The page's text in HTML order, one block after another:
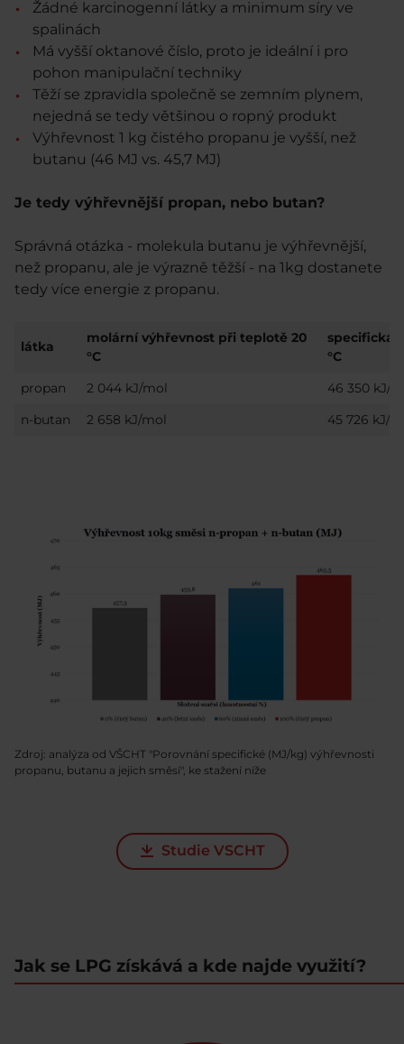
Žádné karcinogenní látky a minimum síry ve
spalinách
Má vyšší oktanové číslo, proto je ideální i pro
pohon manipulační techniky
Těží se zpravidla společně se zemním plynem,
nejedná se tedy většinou o ropný produkt
Výhřevnost 1 kg čistého propanu je vyšší, než
butanu (46 MJ vs. 45,7 MJ)
Je tedy výhřevnější propan, nebo butan?
Správná otázka - molekula butanu je výhřevnější,
než propanu, ale je výrazně těžší - na 1kg dostanete
tedy více energie z propanu.
látka
molární výhřevnost při teplotě 20
°C
specifická
°C
propan
2 044 kJ/mol
46 350 kJ/
n-butan
2 658 kJ/mol 45 726 kJ/
Zdroj: analýza od VŠCHT "Porovnání specifické (MJ/kg) výhřevnosti
propanu, butanu a jejich směsí", ke stažení níže
Studie VSCHT
Jak se LPG získává a kde najde využití?